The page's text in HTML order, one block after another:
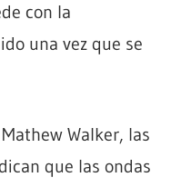
con la
una vez que se
Walker, las
que las ondas